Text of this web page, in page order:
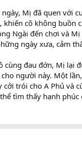
ngày, Mị đã quen với
khiến cô không buồn
Ngài đến chơi và
ngày xưa, cảm
cùng đau đớn, Mị lại
cho người này. Một
cởi trói cho A Phủ và
tìm thấy hạnh